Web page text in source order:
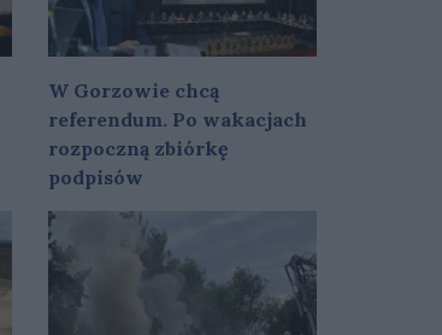
W Gorzowie chcą
referendum. Po wakacjach
rozpoczną zbiórkę
podpisów